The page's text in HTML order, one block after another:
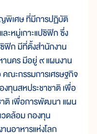
เศษ ที่มีการปฏิบัติ
ละหมู่เกาะแปซิฟิก ซึ่ง
ซิฟิก มีที่ตั้งสำนักงาน
นคร มีอยู่ ๙ แผนงาน
ณะกรรมการเศรษฐกิจ
งทุนสหประชาชาติ เพื่อ
าติ เพื่อการพัฒนา แผน
ดล้อม กองทุน
นอาหารแห่งโลก